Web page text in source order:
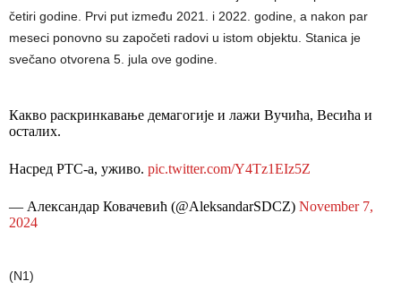
četiri godine. Prvi put između 2021. i 2022. godine, a nakon par
meseci ponovno su započeti radovi u istom objektu. Stanica je
svečano otvorena 5. jula ove godine.
Какво раскринкавање демагогије и лажи Вучића, Весића и
осталих.
Насред РТС-а, уживо. pic.twitter.com/Y4Tz1EIz5Z
— Александар Ковачевић (@AleksandarSDCZ) November 7,
2024
(N1)